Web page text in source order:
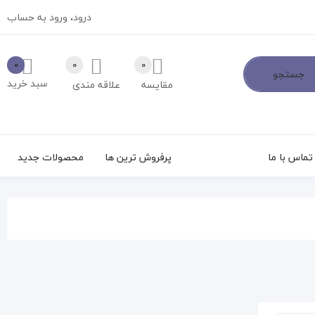
درود، ورود به حساب
جستجو
0
سبد خرید علاقه مندی
0
مقایسه
0
تماس با ما محصولات جدید پرفروش ترین ها